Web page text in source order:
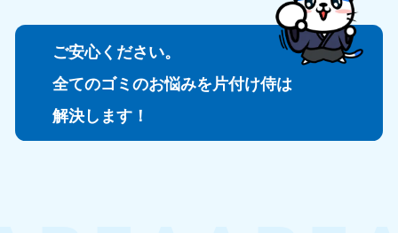
ご安心ください。
全てのゴミのお悩みを片付け侍は
解決します！